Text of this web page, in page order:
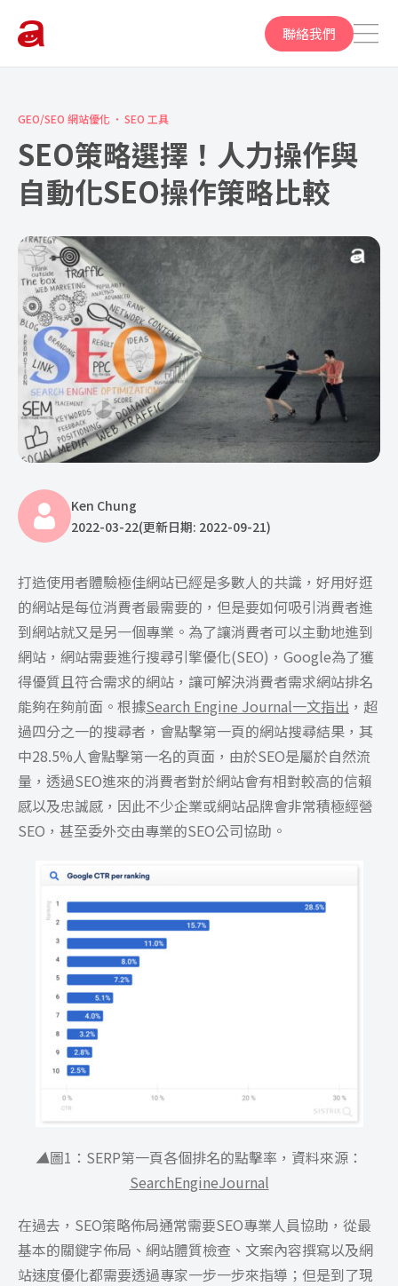
聯絡我們
GEO/SEO 網站優化 SEO 工具
SEO策略選擇！人力操作與
自動化SEO操作策略比較
Ken Chung
2022-03-22(更新日期: 2022-09-21)
打造使用者體驗極佳網站已經是多數人的共識，好用好逛
的網站是每位消費者最需要的，但是要如何吸引消費者進
到網站就又是另一個專業。為了讓消費者可以主動地進到
網站，網站需要進行搜尋引擎優化(SEO)，Google為了獲
得優質且符合需求的網站，讓可解決消費者需求網站排名
能夠在夠前面。根據Search Engine Journal一文指出 ，超
過四分之一的搜尋者，會點擊第一頁的網站搜尋結果，其
中28.5%人會點擊第一名的頁面，由於SEO是屬於自然流
量，透過SEO進來的消費者對於網站會有相對較高的信賴
感以及忠誠感，因此不少企業或網站品牌會非常積極經營
SEO，甚至委外交由專業的SEO公司協助。
▲圖1：SERP第一頁各個排名的點擊率，資料來源：
SearchEngineJournal
在過去，SEO策略佈局通常需要SEO專業人員協助，從最
基本的關鍵字佈局、網站體質檢查、文案內容撰寫以及網
站速度優化都需要透過專家一步一步來指導；但是到了現